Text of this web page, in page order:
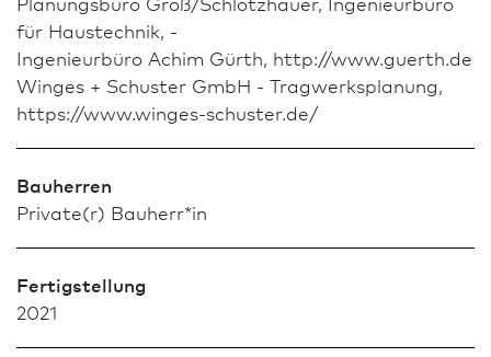
für Haustechnik, -
Ingenieurbüro Achim Gürth, http://www.guerth.de
Winges + Schuster GmbH - Tragwerksplanung,
https://www.winges-schuster.de/
Bauherren
Private(r) Bauherr*in
Fertigstellung
2021